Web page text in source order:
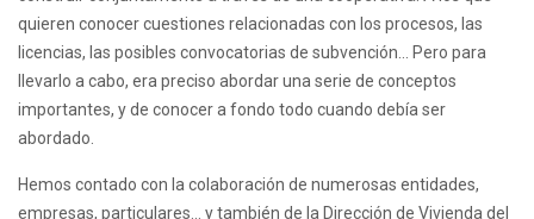
quieren conocer cuestiones relacionadas con los procesos, las
licencias, las posibles convocatorias de subvención… Pero para
llevarlo a cabo, era preciso abordar una serie de conceptos
importantes, y de conocer a fondo todo cuando debía ser
abordado.
Hemos contado con la colaboración de numerosas entidades,
empresas, particulares… y también de la Dirección de Vivienda del